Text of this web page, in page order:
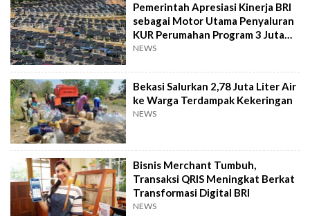
Pemerintah Apresiasi Kinerja BRI
sebagai Motor Utama Penyaluran
KUR Perumahan Program 3 Juta
Rumah
NEWS
Bekasi Salurkan 2,78 Juta Liter Air
ke Warga Terdampak Kekeringan
NEWS
Bisnis Merchant Tumbuh,
Transaksi QRIS Meningkat Berkat
Transformasi Digital BRI
NEWS